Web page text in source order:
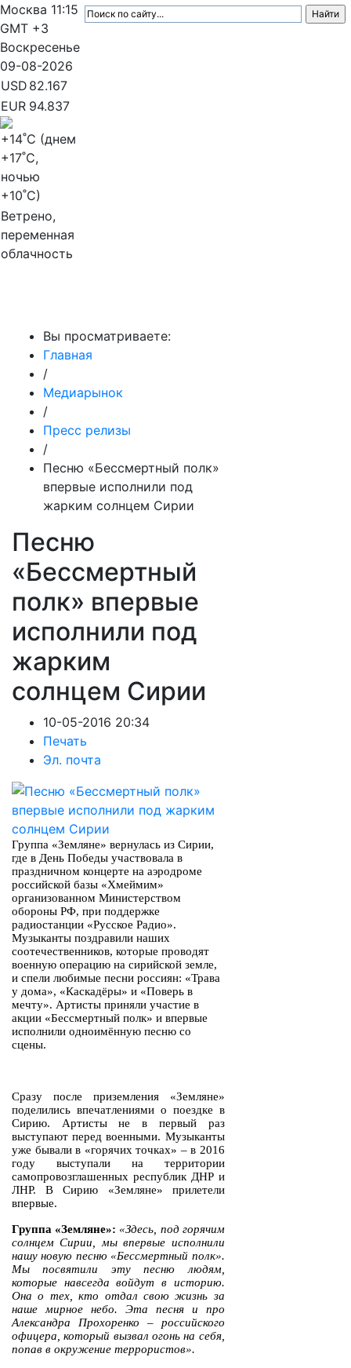
Москва 11:15
GMT +3
Воскресенье
09-08-2026
USD 82.167
EUR 94.837
+14˚C (днем
+17˚C,
ночью
+10˚C)
Ветрено,
переменная
облачность
Вы просматриваете:
Главная
/
Медиарынок
/
Пресс релизы
/
Песню «Бессмертный полк»
впервые исполнили под
жарким солнцем Сирии
Песню
«Бессмертный
полк» впервые
исполнили под
жарким
солнцем Сирии
10-05-2016 20:34
Печать
Эл. почта
Группа «Земляне» вернулась из Сирии,
где в День Победы участвовала в
праздничном концерте на аэродроме
российской базы «Хмеймим»
организованном Министерством
обороны РФ, при поддержке
радиостанции «Русское Радио».
Музыканты поздравили наших
соотечественников, которые проводят
военную операцию на сирийской земле,
и спели любимые песни россиян: «Трава
у дома», «Каскадёры» и «Поверь в
мечту». Артисты приняли участие в
акции «Бессмертный полк» и впервые
исполнили одноимённую песню со
сцены.
Сразу после приземления «Земляне»
поделились впечатлениями о поездке в
Сирию. Артисты не в первый раз
выступают перед военными. Музыканты
уже бывали в «горячих точках» – в 2016
году выступали на территории
самопровозглашенных республик ДНР и
ЛНР. В Сирию «Земляне» прилетели
впервые.
Группа «Земляне»: «Здесь, под горячим
солнцем Сирии, мы впервые исполнили
нашу новую песню «Бессмертный полк».
Мы посвятили эту песню людям,
которые навсегда войдут в историю.
Она о тех, кто отдал свою жизнь за
наше мирное небо. Эта песня и про
Александра Прохоренко – российского
офицера, который вызвал огонь на себя,
попав в окружение террористов».